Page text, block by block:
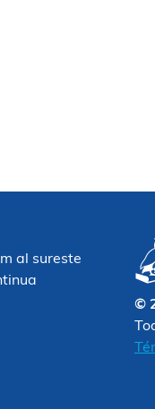
al sureste
©